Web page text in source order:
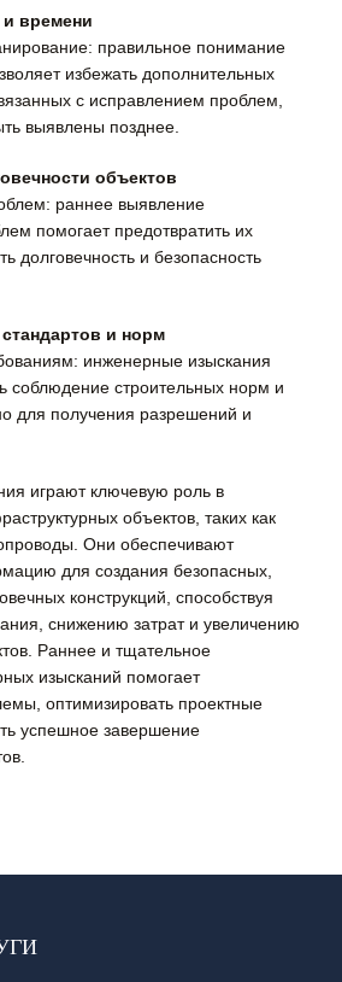
и времени
правильное понимание
избежать дополнительных
с исправлением проблем,
выявлены позднее.
объектов
раннее выявление
помогает предотвратить их
долговечность и безопасность
и норм
инженерные изыскания
соблюдение строительных норм и
для получения разрешений и
играют ключевую роль в
объектов, таких как
Они обеспечивают
для создания безопасных,
конструкций, способствуя
снижению затрат и увеличению
Раннее и тщательное
изысканий помогает
оптимизировать проектные
успешное завершение